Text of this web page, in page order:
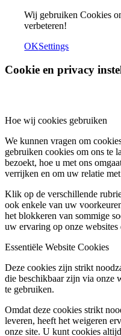
Wij gebruiken Cookies
verbeteren!
OKSettings
Cookie en privacy
Hoe wij cookies gebruiken
We kunnen vragen om
gebruiken cookies om ons te
bezoekt, hoe u met ons
verrijken en om uw relatie
Klik op de verschillende
ook enkele van uw
het blokkeren van sommige
uw ervaring op onze websites
Essentiële Website Cookies
Deze cookies zijn strikt
die beschikbaar zijn via onze
te gebruiken.
Omdat deze cookies strikt
leveren, heeft het weigeren
onze site. U kunt cookies